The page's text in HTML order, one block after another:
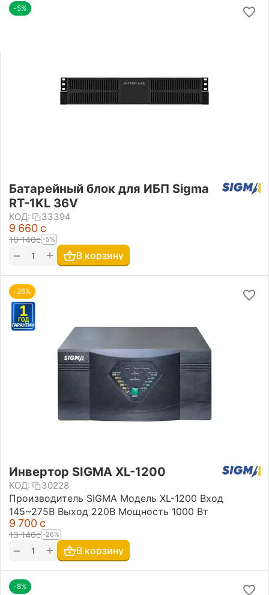
-5%
Батарейный блок для ИБП Sigma
RT-1KL 36V
КОД: 33394
9 660 с
10 140с -5%
+
− В корзину
-26%
Инвертор SIGMA XL-1200
КОД: 30228
Производитель SIGMA Модель XL-1200 Вход
145~275В Выход 220В Мощность 1000 Вт
9 700 с
13 140с -26%
+
− В корзину
-8%